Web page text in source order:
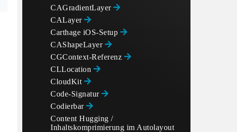
CAGradientLayer
CALayer
Carthage iOS-Setup
CAShapeLayer
CGContext-Referenz
CLLocation
CloudKit
Code-Signatur
Codierbar
Content Hugging /
Inhaltskomprimierung im Autolayout